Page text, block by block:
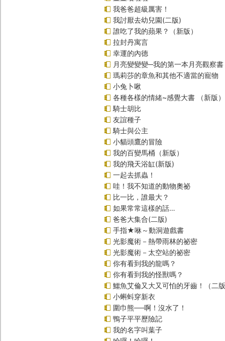
我爸爸超級厲害！
我討厭去幼兒園(二版)
誰吃了我的蘋果？（新版）
拉封丹寓言
幸運的內德
月亮變變變─我的第一本月亮觀察書
瑪莉莎的章魚和其他不適當的寵物
小兔卜啾
各種各樣的情緒~感覺大書 （新版）
騎士胡比
友誼種子
騎士與公主
小貓頭鷹的冒險
我的百變馬桶（新版）
我的飛天浴缸(新版)
一起去抓蟲！
哇！我不知道的動物奧祕
比一比，誰最大？
如果常常這樣的話…
爸爸大集合(二版)
手指★咻～動洞遊戲書
光影魔術－熱帶雨林的祕密
光影魔術－太空站的祕密
你有看到我的龍嗎？
你有看到我的怪獸嗎？
鱷魚艾倫又大又可怕的牙齒！（二
小蝌蚪穿新衣
圍巾熊──啊！沒水了！
鴨子平平歷險記
我的名字叫葉子